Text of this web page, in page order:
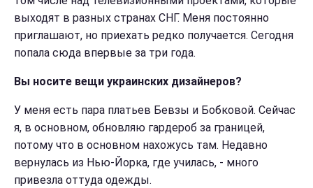
выходят в разных странах СНГ. Меня постоянно
приглашают, но приехать редко получается. Сегодня
попала сюда впервые за три года.
Вы носите вещи украинских дизайнеров?
У меня есть пара платьев Бевзы и Бобковой. Сейчас
я, в основном, обновляю гардероб за границей,
потому что в основном нахожусь там. Недавно
вернулась из Нью-Йорка, где училась, - много
привезла оттуда одежды.